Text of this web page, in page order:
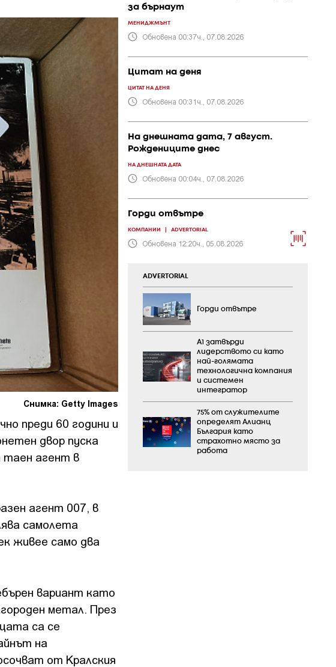
Снимка: Getty Images
преди 60 години и
двор пуска
таен агент в
агент 007, в
самолета
живее само два
вариант като
метал. През
са се
на
от Кралския
за бърнаут
МЕНИДЖМЪНТ
Обновена 00:37ч., 07.08.2026
Цитат на деня
ЦИТАТ НА ДЕНЯ
Обновена 00:31ч., 07.08.2026
На днешната дата, 7 август.
Рождениците днес
НА ДНЕШНАТА ДАТА
Обновена 00:04ч., 07.08.2026
Горди отвътре
КОМПАНИИ ADVERTORIAL
Обновена 12:20ч., 05.08.2026
ADVERTORIAL
Горди отвътре
А1 затвърди
лидерството си като
най-голямата
технологична компания
и системен
интегратор
75% от служителите
определят Алианц
България като
страхотно място за
работа